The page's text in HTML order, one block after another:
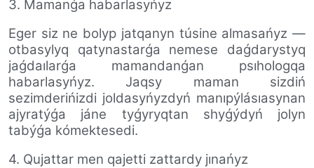
3. Mamanǵa habarlasyńyz
Eger siz ne bolyp jatqanyn túsine almasańyz —
otbasylyq qatynastarǵa nemese daǵdarystyq
jaǵdaılarǵa mamandanǵan psıhologqa
habarlasyńyz. Jaqsy maman sizdiń
sezimderińizdi joldasyńyzdyń manıpýlásıasynan
ajyratýǵa jáne tyǵyryqtan shyǵýdyń jolyn
tabýǵa kómektesedi.
4. Qujattar men qajetti zattardy jınańyz